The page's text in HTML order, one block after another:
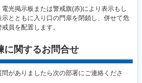
光掲示板または警戒旗(赤)により表示もし
示とともに入り口の門扉を閉鎖し、併せて危
員を配置します。
に関するお問合せ
がありましたら次の部署にご連絡くださ